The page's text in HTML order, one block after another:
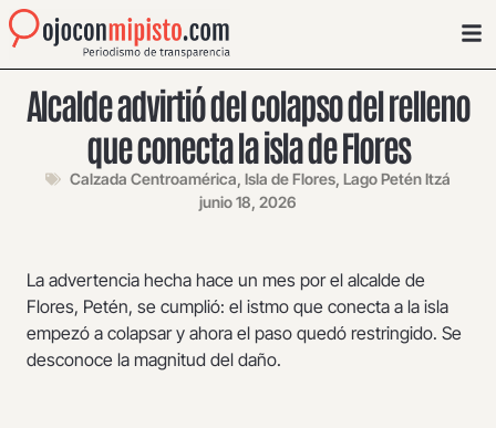
Alcalde advirtió del colapso del relleno
que conecta la isla de Flores
Calzada Centroamérica, Isla de Flores, Lago Petén Itzá
junio 18, 2026
La advertencia hecha hace un mes por el alcalde de
Flores, Petén, se cumplió: el istmo que conecta a la isla
empezó a colapsar y ahora el paso quedó restringido. Se
desconoce la magnitud del daño.